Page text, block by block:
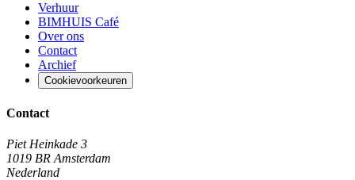
Verhuur
BIMHUIS Café
Over ons
Contact
Archief
Cookievoorkeuren
Contact
Piet Heinkade 3
1019 BR Amsterdam
Nederland